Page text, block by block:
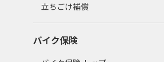
立ちごけ補償
バイク保険